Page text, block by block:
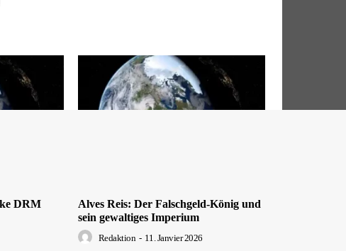
DRM
Alves Reis: Der Falschgeld-König und
sein gewaltiges Imperium
Redaktion - 11. Janvier 2026